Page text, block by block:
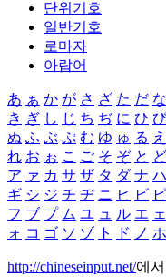
단위기호
일반기호
로마자
아랍어
あ ぁ か が さ ざ た だ な
き ぎ し じ ち ぢ に ひ び
ぬ ふ ぶ ぷ む ゆ ゅ る え
れ お ぉ こ ご そ ぞ と ど
ア ァ カ サ ザ タ ダ ナ ハ
ギ シ ジ チ ヂ ニ ヒ ビ ピ
フ ブ プ ム ユ ュ ル エ ェ
ォ コ ゴ ソ ゾ ト ド ノ ホ
http://chineseinput.net/에